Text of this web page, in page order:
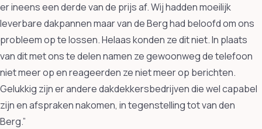
er ineens een derde van de prijs af. Wij hadden moeilijk
leverbare dakpannen maar van de Berg had beloofd om ons
probleem op te lossen. Helaas konden ze dit niet. In plaats
van dit met ons te delen namen ze gewoonweg de telefoon
niet meer op en reageerden ze niet meer op berichten.
Gelukkig zijn er andere dakdekkersbedrijven die wel capabel
zijn en afspraken nakomen, in tegenstelling tot van den
Berg.”